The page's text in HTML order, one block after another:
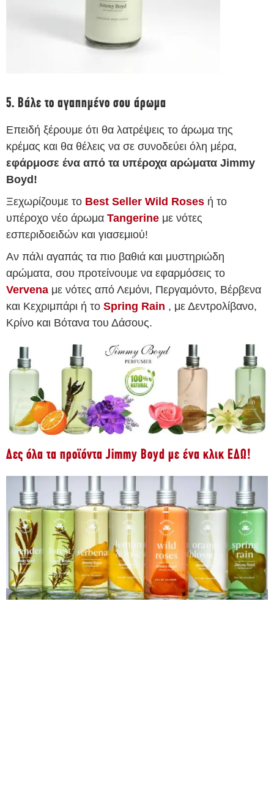
5. Βάλε το αγαπημένο σου άρωμα
Επειδή ξέρουμε ότι θα λατρέψεις το άρωμα της
κρέμας και θα θέλεις να σε συνοδεύει όλη μέρα,
εφάρμοσε ένα από τα υπέροχα αρώματα Jimmy
Boyd!
Ξεχωρίζουμε το Best Seller Wild Roses ή το
υπέροχο νέο άρωμα Tangerine με νότες
εσπεριδοειδών και γιασεμιού!
Αν πάλι αγαπάς τα πιο βαθιά και μυστηριώδη
αρώματα, σου προτείνουμε να εφαρμόσεις το
Vervena με νότες από Λεμόνι, Περγαμόντο, Βέρβενα
και Κεχριμπάρι ή το Spring Rain , με Δεντρολίβανο,
Κρίνο και Βότανα του Δάσους.
Δες όλα τα προϊόντα Jimmy Boyd με ένα κλικ ΕΔΩ!